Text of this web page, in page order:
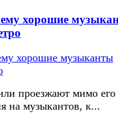
хорошие
проезжают мимо его
на музыкантов, к...